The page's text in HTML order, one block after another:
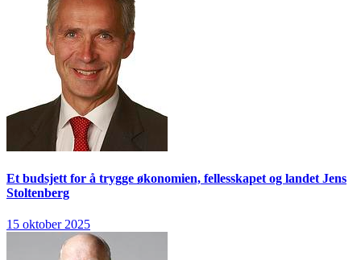
Et budsjett for å trygge økonomien, fellesskapet og landet Jens
Stoltenberg
15 oktober 2025